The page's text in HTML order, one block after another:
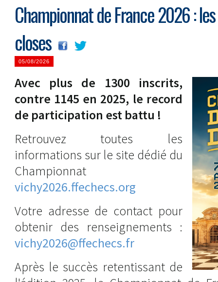
Championnat de France 2026 :
closes
05/08/2026
Avec plus de 1300 inscrits,
contre 1145 en 2025, le record
de participation est battu !
Retrouvez toutes les
informations sur le site dédié du
Championnat
vichy2026.ffechecs.org
Votre adresse de contact pour
obtenir des renseignements :
vichy2026@ffechecs.fr
Après le succès retentissant de